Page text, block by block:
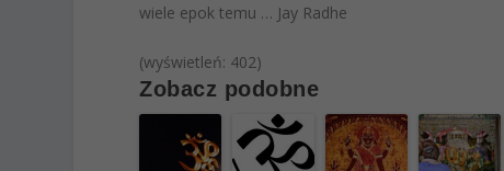
wiele epok temu … Jay Radhe
(wyświetleń: 402)
Zobacz podobne